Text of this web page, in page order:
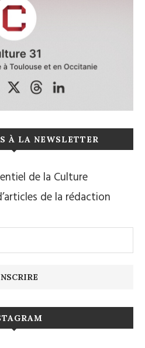
À LA NEWSLETTER
de la Culture
de la rédaction